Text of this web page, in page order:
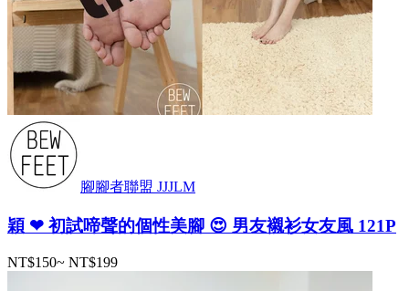
腳腳者聯盟 JJJLM
穎 ❤ 初試啼聲的個性美腳 😍 男友襯衫女友風 121P
NT$150~ NT$199